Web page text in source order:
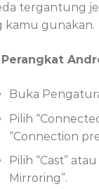
tergantung
kamu gunakan.
Buka
Pilih
“Connection
Pilih “Cast”
Mirroring”.